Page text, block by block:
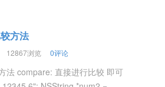
方法
12867浏览 0评论
法 compare: 直接进行比较 即可